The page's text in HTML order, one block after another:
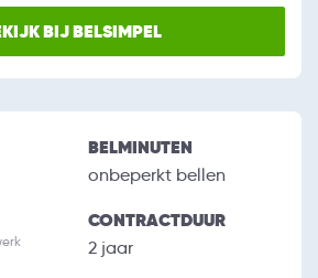
BIJ BELSIMPEL
BELMINUTEN
onbeperkt bellen
CONTRACTDUUR
2 jaar